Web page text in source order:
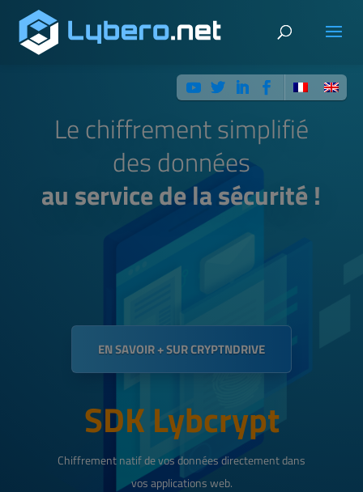
Le chiffrement simplifié
des données
au service de la sécurité !
EN SAVOIR + SUR CRYPTNDRIVE
SDK Lybcrypt
Chiffrement natif de vos données directement dans
vos applications web.